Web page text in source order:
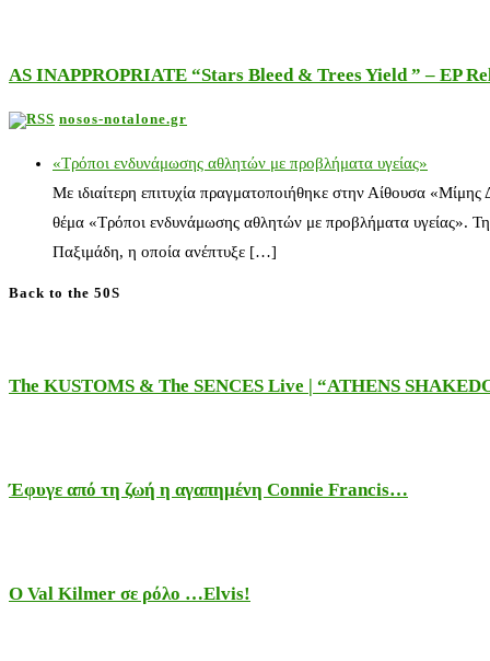
AS INAPPROPRIATE “Stars Bleed & Trees Yield ” – EP
nosos-notalone.gr
«Τρόποι ενδυνάμωσης αθλητών με προβλήματα υγείας»
Με ιδιαίτερη επιτυχία πραγματοποιήθηκε στην Αίθουσα
θέμα «Τρόποι ενδυνάμωσης αθλητών με προβλήματα υγείας».
Παξιμάδη, η οποία ανέπτυξε […]
Back to the 50S
The KUSTOMS & The SENCES Live | “ATHENS
Έφυγε από τη ζωή η αγαπημένη Connie Francis…
Ο Val Kilmer σε ρόλο …Elvis!